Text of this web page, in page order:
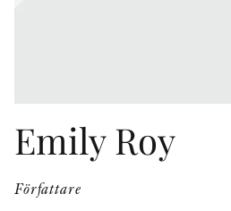
Emily Roy
Författare